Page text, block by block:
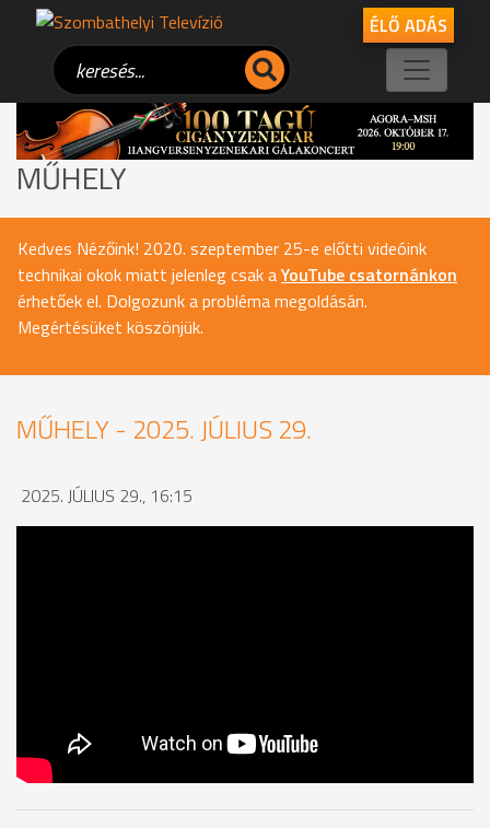
ÉLŐ ADÁS
MŰHELY
Kedves Nézőink! 2020. szeptember 25-e előtti videóink
technikai okok miatt jelenleg csak aYouTube csatornánkon
érhetőek el. Dolgozunk a probléma megoldásán.
Megértésüket köszönjük.
MŰHELY - 2025. JÚLIUS 29.
2025. JÚLIUS 29., 16:15